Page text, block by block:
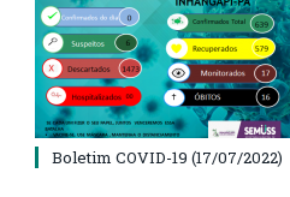
Boletim COVID-19 (17/07/2022)